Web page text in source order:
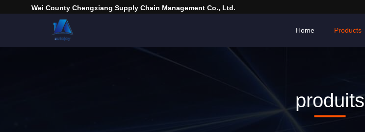
Wei County Chengxiang Supply Chain Management Co., Ltd.
Home Products
produits